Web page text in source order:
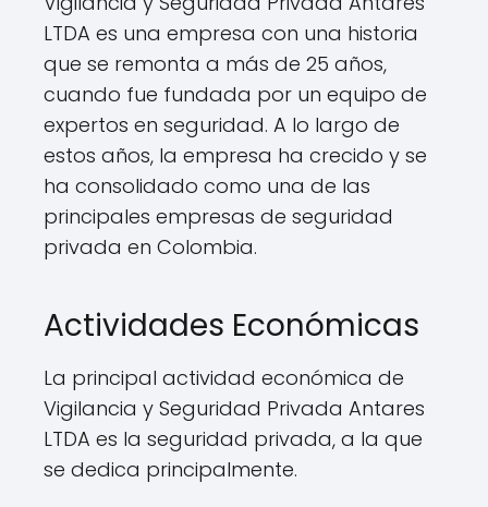
LTDA es una empresa con una historia
que se remonta a más de 25 años,
cuando fue fundada por un equipo de
expertos en seguridad. A lo largo de
estos años, la empresa ha crecido y se
ha consolidado como una de las
principales empresas de seguridad
privada en Colombia.
Actividades Económicas
La principal actividad económica de
Vigilancia y Seguridad Privada Antares
LTDA es la seguridad privada, a la que
se dedica principalmente.